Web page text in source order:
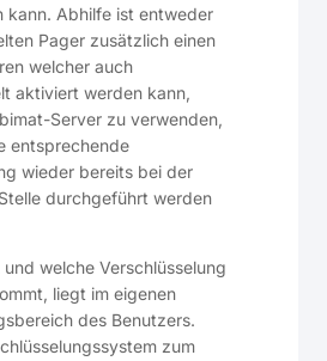
kann. Abhilfe ist entweder
Pager zusätzlich einen
welcher auch
aktiviert werden kann,
Server zu verwenden,
entsprechende
wieder bereits bei der
durchgeführt werden
welche Verschlüsselung
liegt im eigenen
des Benutzers.
zum